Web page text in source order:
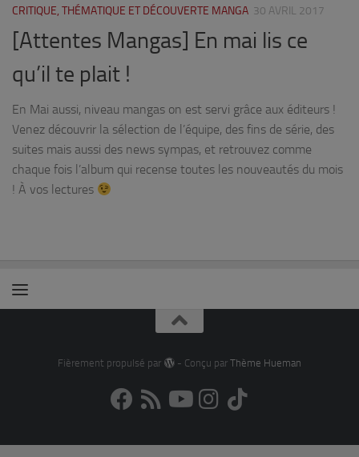
CRITIQUE, THÉMATIQUE ET DÉCOUVERTE MANGA 30 AVRIL 2017
[Attentes Mangas] En mai lis ce
qu’il te plait !
En Mai aussi, niveau mangas on est servi grâce aux éditeurs !
Venez découvrir la sélection de l’équipe, des fins de série, des
suites mais aussi des news sympas, et retrouvez comme
chaque fois l’album qui recense toutes les nouveautés du mois
! À vos lectures
Fièrement propulsé par - Conçu par Thème Hueman